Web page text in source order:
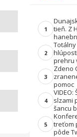
1
tieň. Z
2
prehru
3
Zdeno
pomoc
4
slzami
šancu
5
treťom
pôde